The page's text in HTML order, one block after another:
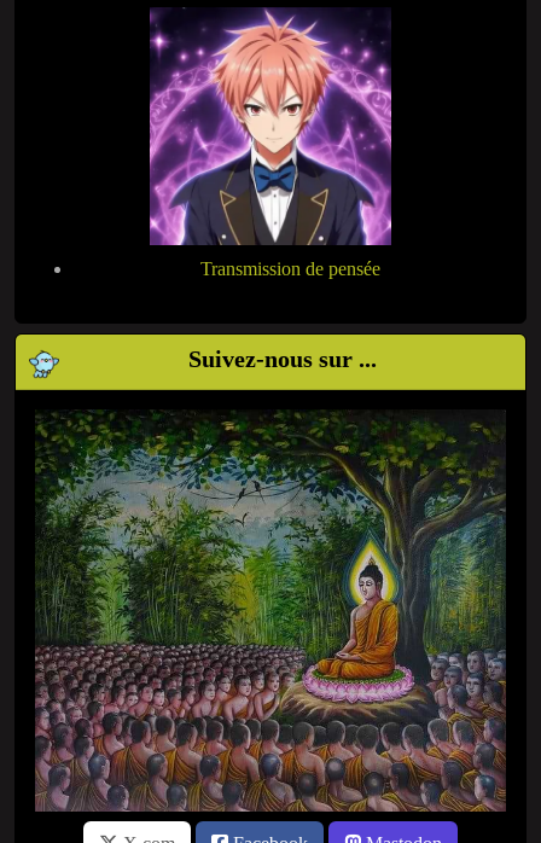
Transmission de pensée
Suivez-nous sur ...